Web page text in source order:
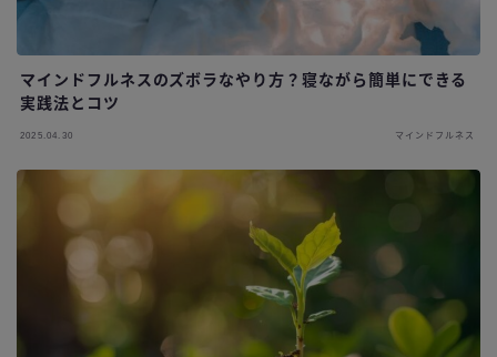
マインドフルネスのズボラなやり方？寝ながら簡単にできる
実践法とコツ
2025.04.30 マインドフルネス